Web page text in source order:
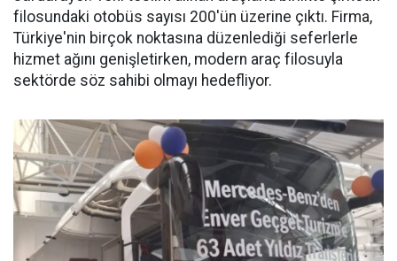
filosundaki otobüs sayısı 200'ün üzerine çıktı. Firma,
Türkiye'nin birçok noktasına düzenlediği seferlerle
hizmet ağını genişletirken, modern araç filosuyla
sektörde söz sahibi olmayı hedefliyor.